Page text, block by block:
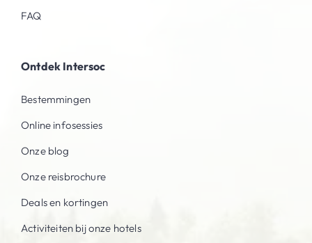
FAQ
Ontdek Intersoc
Bestemmingen
Online infosessies
Onze blog
Onze reisbrochure
Deals en kortingen
Activiteiten bij onze hotels